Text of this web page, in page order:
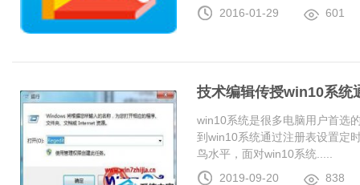
2016-01-29
601
技术编辑传授win10系统
win10系统是很多电脑用户首选
到win10系统通过注册表设置定
鸟水平，面对win10系统.....
2019-09-20
838